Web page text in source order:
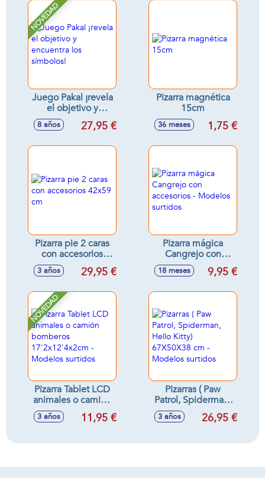
NOVEDAD
Juego Pakal ¡revela
el objetivo y
encuentra los
símbolos!
8 años 27,95 €
Pizarra magnética
15cm
36 meses 1,75 €
Pizarra pie 2 caras
con accesorios
42x59 cm
3 años 29,95 €
Pizarra mágica
Cangrejo con
accesorios -
Modelos surtidos
18 meses 9,95 €
NOVEDAD
Pizarra Tablet LCD
animales o camión
bomberos
17'2x12'4x2cm -
3 años 11,95 €
Pizarras ( Paw
Patrol, Spiderman,
Hello Kitty)
67X50X38 cm -
3 años 26,95 €